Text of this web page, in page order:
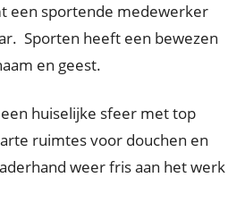
een sportende medewerker
Sporten heeft een bewezen
en geest.
huiselijke sfeer met top
ruimtes voor douchen en
weer fris aan het werk